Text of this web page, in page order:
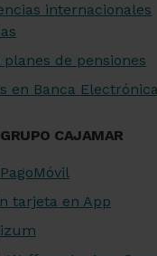
internacionales
planes de pensiones
en Banca
CAJAMAR
tarjeta en App